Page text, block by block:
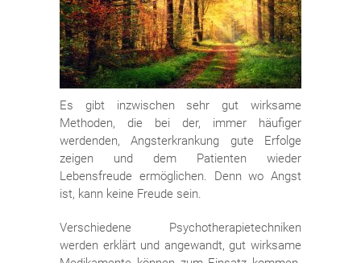
Es gibt inzwischen sehr gut wirksame
Methoden, die bei der, immer häufiger
werdenden, Angsterkrankung gute Erfolge
zeigen und dem Patienten wieder
Lebensfreude ermöglichen. Denn wo Angst
ist, kann keine Freude sein.
Verschiedene Psychotherapietechniken
werden erklärt und angewandt, gut wirksame